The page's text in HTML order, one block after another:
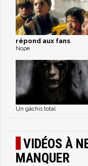
répond aux fans
Nope
Un gâchis total
VIDÉOS À
MANQUER